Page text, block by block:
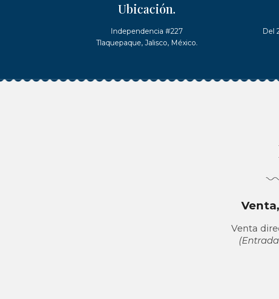
Ubicación.
Independencia #227
Tlaquepaque, Jalisco, México.
Del
Venta